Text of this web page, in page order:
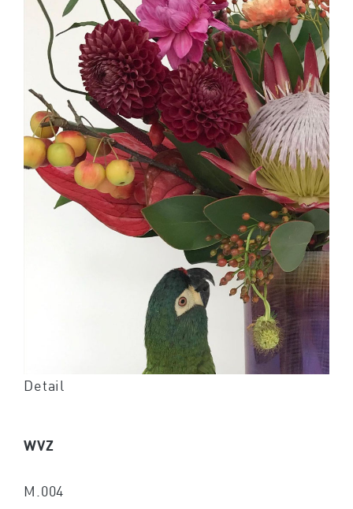
Detail
WVZ
M.004